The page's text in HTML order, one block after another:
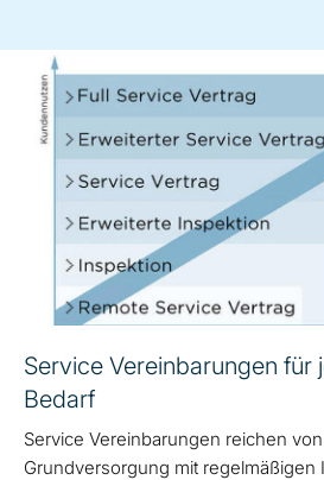
Service Vereinbarungen für
Bedarf
Service Vereinbarungen reichen
Grundversorgung mit regelmäßigen